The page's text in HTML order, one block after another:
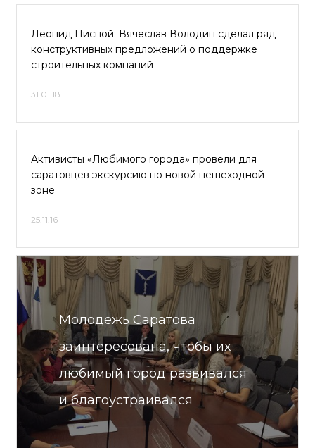
Леонид Писной: Вячеслав Володин сделал ряд
конструктивных предложений о поддержке
строительных компаний
31.01.18
Активисты «Любимого города» провели для
саратовцев экскурсию по новой пешеходной
зоне
25.11.16
Молодежь Саратова
заинтересована, чтобы их
любимый город развивался
и благоустраивался